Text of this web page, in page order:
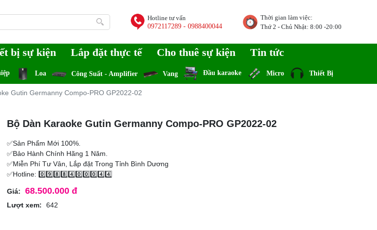
Hotline tư vấn
0972117289 - 0988400044
Thời gian làm việc:
Thứ 2 - Chủ Nhật: 8:00 -20:00
bị sự kiện Lắp đặt thực tế Cho thuê sự kiện Tin tức
Loa Công Suất - Amplifier Vang Đầu karaoke Micro Thiết Bị
Gutin Germanny Compo-PRO GP2022-02
Bộ Dàn Karaoke Gutin Germanny Compo-PRO GP2022-02
✅Sản Phẩm Mới 100%.
✅Bảo Hành Chính Hãng 1 Năm.
✅Miễn Phí Tư Vân, Lắp đặt Trong Tỉnh Bình Dương
✅Hotline: 0️⃣9️⃣8️⃣8️⃣4️⃣0️⃣0️⃣0️⃣4️⃣4️⃣
Giá: 68.500.000 đ
Lượt xem: 642